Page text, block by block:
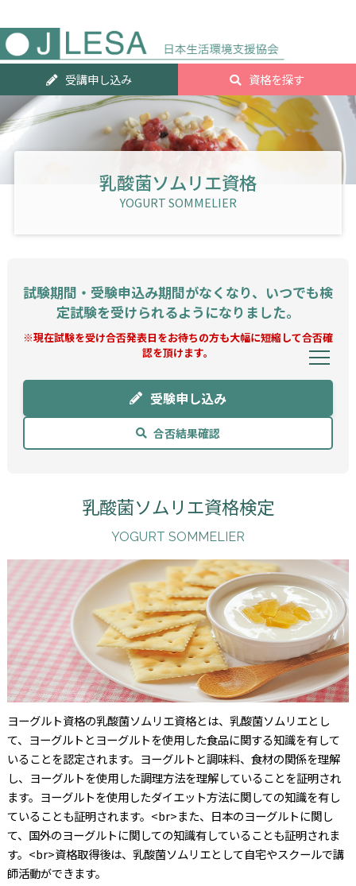
グ
受講申し込み 資格を探す
乳酸菌ソムリエ資格
YOGURT SOMMELIER
試験期間・受験申込み期間がなくなり、いつでも検
定試験を受けられるようになりました。
※現在試験を受け合否発表日をお待ちの方も大幅に短縮して合否確
認を頂けます。
受験申し込み
合否結果確認
乳酸菌ソムリエ資格検定
YOGURT SOMMELIER
ヨーグルト資格の乳酸菌ソムリエ資格とは、乳酸菌ソムリエとし
て、ヨーグルトとヨーグルトを使用した食品に関する知識を有して
いることを認定されます。ヨーグルトと調味料、食材の関係を理解
し、ヨーグルトを使用した調理方法を理解していることを証明され
ます。ヨーグルトを使用したダイエット方法に関しての知識を有し
ていることも証明されます。<br>また、日本のヨーグルトに関し
て、国外のヨーグルトに関しての知識有していることも証明されま
す。<br>資格取得後は、乳酸菌ソムリエとして自宅やスクールで講
師活動ができます。